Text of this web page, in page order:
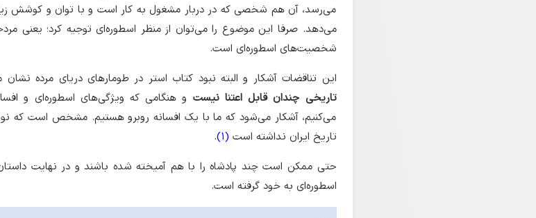
می‌رسد، آن هم شخصی که در دربار مشغول به کار است و با توان و کوشش
می‌دهد. صرفا این موضوع را می‌توان از منظر اسطوره‌ای توجیه کرد؛ یعنی
شخصیت‌های اسطوره‌ای است.
این تناقضات آشکار و البته نبود کتاب استر در طومارهای دریای مرده
تاریخی چندان قابل اعتنا نیست و هنگامی که ویژگی‌های اسطوره‌ای و
می‌کنیم، آشکار می‌شود که ما با یک افسانه روبرو هستیم. مشخص است که
تاریخ ایران نداشته است (1)
.
حتی ممکن است چند پادشاه را با هم آمیخته شده باشند و در نهایت
اسطوره‌ای به خود گرفته است.